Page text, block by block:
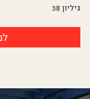
גיליון 38